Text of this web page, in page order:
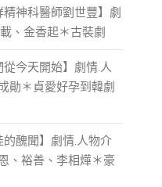
精神科醫師劉世豐】劇
、金香起＊古裝劇
從今天開始】劇情.人
勛＊貞愛好孕到韓劇
的醜聞】劇情.人物介
、裕善、李相燁＊豪